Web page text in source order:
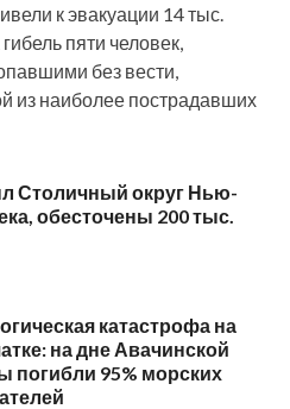
к эвакуации 14 тыс.
пяти человек,
без вести,
из наиболее пострадавших
Столичный округ Нью-
обесточены 200 тыс.
катастрофа на
на дне Авачинской
погибли 95% морских